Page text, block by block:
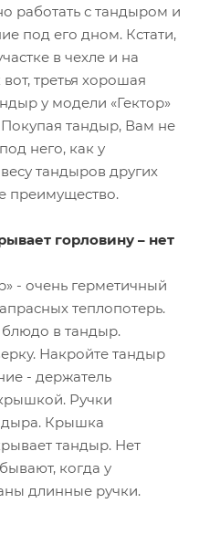
работать с тандыром и
под его дном. Кстати,
в чехле и на
третья хорошая
у модели «Гектор»
тандыр, Вам не
него, как у
тандыров других
преимущество.
горловину – нет
- очень герметичный
теплопотерь.
блюдо в тандыр.
Накройте тандыр
- держатель
Ручки
Крышка
тандыр. Нет
когда у
длинные ручки.